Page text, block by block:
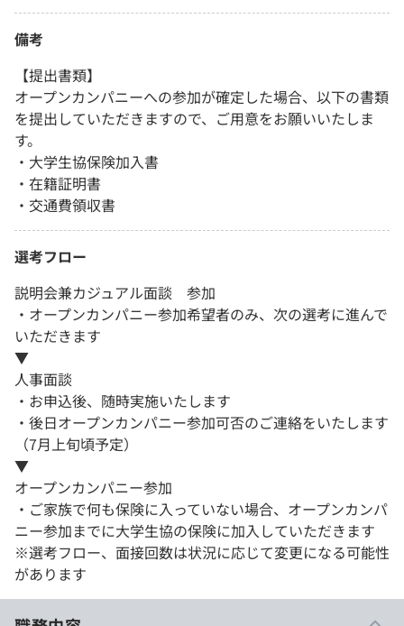
備考
【提出書類】
オープンカンパニーへの参加が確定した場合、以下の書類
を提出していただきますので、ご用意をお願いいたしま
す。
・大学生協保険加入書
・在籍証明書
・交通費領収書
選考フロー
説明会兼カジュアル面談 参加
・オープンカンパニー参加希望者のみ、次の選考に進んで
いただきます
▼
人事面談
・お申込後、随時実施いたします
・後日オープンカンパニー参加可否のご連絡をいたします
（7月上旬頃予定）
▼
オープンカンパニー参加
・ご家族で何も保険に入っていない場合、オープンカンパ
ニー参加までに大学生協の保険に加入していただきます
※選考フロー、面接回数は状況に応じて変更になる可能性
があります